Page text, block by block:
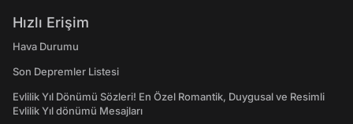
Hızlı Erişim
Hava Durumu
Son Depremler Listesi
Evlilik Yıl Dönümü Sözleri! En Özel Romantik, Duygusal ve Resimli
Evlilik Yıl dönümü Mesajları